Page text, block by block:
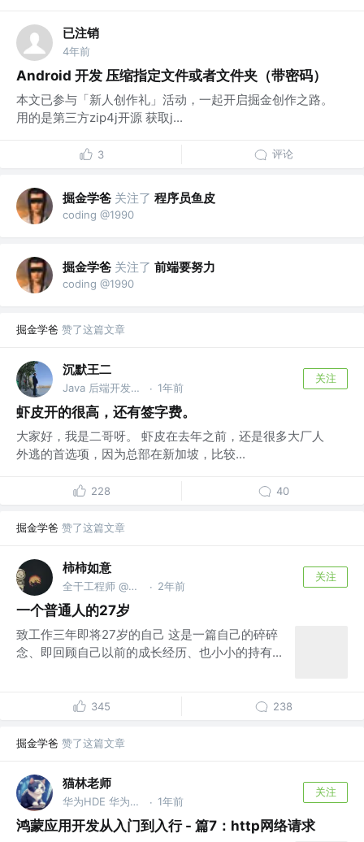
已注销
4年前
Android 开发 压缩指定文件或者文件夹（带密码）
本文已参与「新人创作礼」活动，一起开启掘金创作之路。
用的是第三方zip4j开源 获取j...
3 评论
掘金学爸 关注了 程序员鱼皮
coding @1990
掘金学爸 关注了 前端要努力
coding @1990
掘金学爸 赞了这篇文章
沉默王二
Java 后端开发工程师 · 1年前
关注
虾皮开的很高，还有签字费。
大家好，我是二哥呀。 虾皮在去年之前，还是很多大厂人
外逃的首选项，因为总部在新加坡，比较...
228 40
掘金学爸 赞了这篇文章
柿柿如意
全干工程师 @摸鱼 · 2年前
关注
一个普通人的27岁
致工作三年即将27岁的自己 这是一篇自己的碎碎
念、即回顾自己以前的成长经历、也小小的持有...
345 238
掘金学爸 赞了这篇文章
猫林老师
华为HDE 华为HCDE 高级讲师 多所高校外聘讲师 深圳市职协鸿蒙认证考评员 · 1年前
关注
鸿蒙应用开发从入门到入行 - 篇7：http网络请求